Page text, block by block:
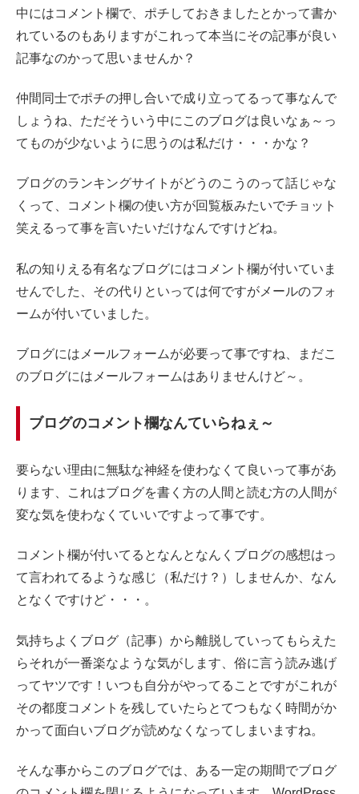
中にはコメント欄で、ポチしておきましたとかって書か
れているのもありますがこれって本当にその記事が良い
記事なのかって思いませんか？
仲間同士でポチの押し合いで成り立ってるって事なんで
しょうね、ただそういう中にこのブログは良いなぁ～っ
てものが少ないように思うのは私だけ・・・かな？
ブログのランキングサイトがどうのこうのって話じゃな
くって、コメント欄の使い方が回覧板みたいでチョット
笑えるって事を言いたいだけなんですけどね。
私の知りえる有名なブログにはコメント欄が付いていま
せんでした、その代りといっては何ですがメールのフォ
ームが付いていました。
ブログにはメールフォームが必要って事ですね、まだこ
のブログにはメールフォームはありませんけど～。
ブログのコメント欄なんていらねぇ～
要らない理由に無駄な神経を使わなくて良いって事があ
ります、これはブログを書く方の人間と読む方の人間が
変な気を使わなくていいですよって事です。
コメント欄が付いてるとなんとなんくブログの感想はっ
て言われてるような感じ（私だけ？）しませんか、なん
となくですけど・・・。
気持ちよくブログ（記事）から離脱していってもらえた
らそれが一番楽なような気がします、俗に言う読み逃げ
ってヤツです！いつも自分がやってることですがこれが
その都度コメントを残していたらとてつもなく時間がか
かって面白いブログが読めなくなってしまいますね。
そんな事からこのブログでは、ある一定の期間でブログ